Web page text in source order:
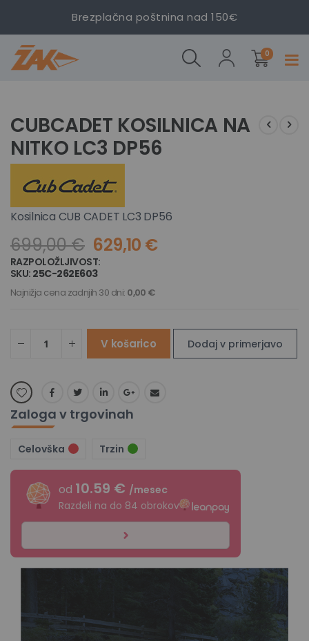
Brezplačna poštnina nad 150€
0izdelki
na
konec
galerije
slik
CADET
LC3
na
začetek
galerije
slik
CUBCADET KOSILNICA NA
NITKO LC3 DP56
Kosilnica CUB CADET LC3 DP56
699,00 € 629,10 €
RAZPOLOŽLJIVOST:
SKU 25C-262E603
Najnižja cena zadnjih 30 dni: 0,00 €
V košarico Dodaj v primerjavo
Zaloga v trgovinah
Celovška Trzin
od 10.59 € /mesec
Razdeli na do 84 obrokov